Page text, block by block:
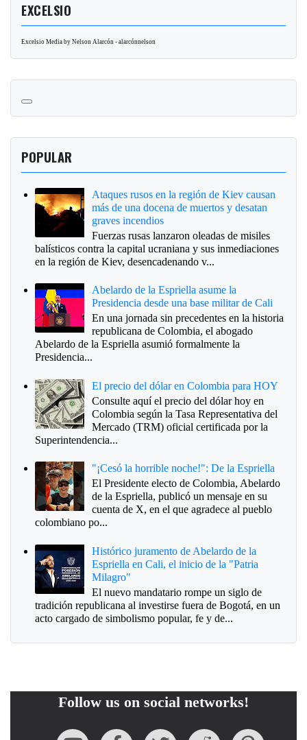
EXCELSIO
Excelsio Media by Nelson Alarcón - alarcónnelson
POPULAR
Ataques rusos en la región de Kiev causan
más de una docena de muertos y desatan
graves incendios
Fuerzas rusas lanzaron oleadas de misiles
balísticos contra la capital ucraniana y sus inmediaciones
en la región de Kiev, desencadenando v...
Abelardo de la Espriella asume la
Presidencia desde una base militar de Cali
En una jornada sin precedentes en la historia
republicana de Colombia, el abogado
Abelardo de la Espriella asumió formalmente la
Presidencia...
El precio del dólar en Colombia para HOY
Consulte aquí el precio del dólar hoy en
Colombia según la Tasa Representativa del
Mercado (TRM) oficial certificada por la
Superintendencia...
"¡Cesó la horrible noche!": De la Espriella
El Presidente electo de Colombia, Abelardo
de la Espriella, publicó un mensaje en su
cuenta de X, en el que agradece al pueblo
colombiano po...
Histórico juramento de Abelardo de la
Espriella en Cali, el inicio de la "Patria
Milagro"
El nuevo mandatario rompe un siglo de
tradición republicana al investirse fuera de Bogotá, en un
acto cargado de simbolismo popular, fe y de...
Follow us on social networks!